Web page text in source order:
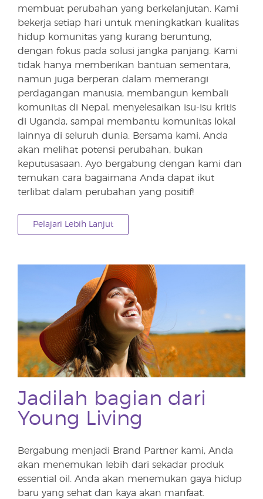
membuat perubahan yang berkelanjutan. Kami
bekerja setiap hari untuk meningkatkan kualitas
hidup komunitas yang kurang beruntung,
dengan fokus pada solusi jangka panjang. Kami
tidak hanya memberikan bantuan sementara,
namun juga berperan dalam memerangi
perdagangan manusia, membangun kembali
komunitas di Nepal, menyelesaikan isu-isu kritis
di Uganda, sampai membantu komunitas lokal
lainnya di seluruh dunia. Bersama kami, Anda
akan melihat potensi perubahan, bukan
keputusasaan. Ayo bergabung dengan kami dan
temukan cara bagaimana Anda dapat ikut
terlibat dalam perubahan yang positif!
Pelajari Lebih Lanjut
Jadilah bagian dari
Young Living
Bergabung menjadi Brand Partner kami, Anda
akan menemukan lebih dari sekadar produk
essential oil. Anda akan menemukan gaya hidup
baru yang sehat dan kaya akan manfaat.